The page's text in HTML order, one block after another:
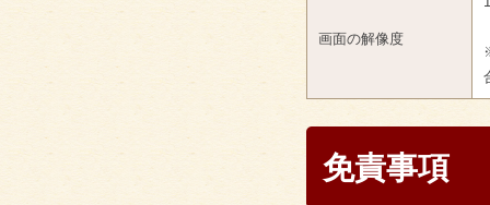
画面の解像度
免責事項